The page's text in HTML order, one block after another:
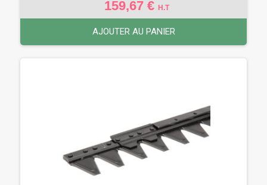
159,67 € H.T
AJOUTER AU PANIER